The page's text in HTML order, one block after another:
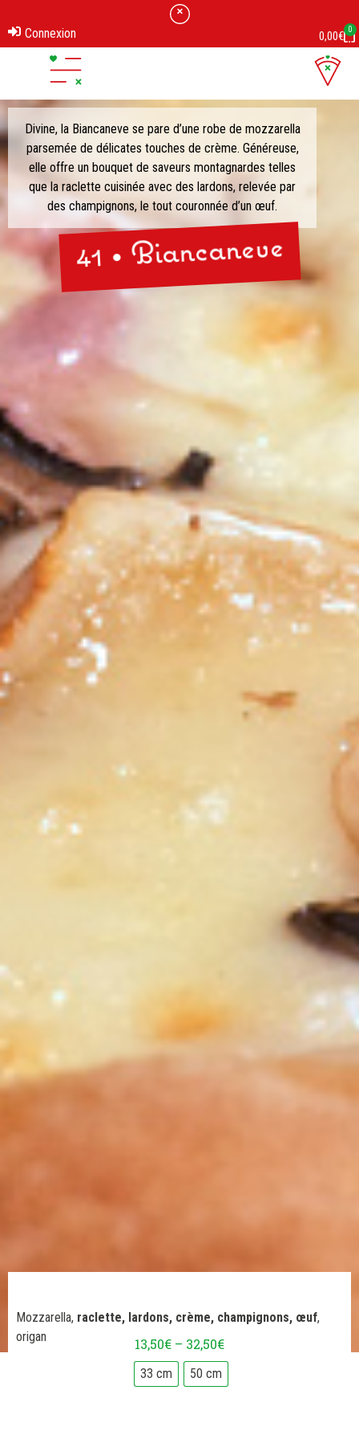
Connexion 0,00€ 0
Divine, la Biancaneve se pare d’une robe de mozzarella
parsemée de délicates touches de crème. Généreuse,
elle offre un bouquet de saveurs montagnardes telles
que la raclette cuisinée avec des lardons, relevée par
des champignons, le tout couronnée d’un œuf.
41 • Biancaneve
Mozzarella, raclette, lardons, crème, champignons, œuf,
origan
13,50€ – 32,50€
33 cm 50 cm